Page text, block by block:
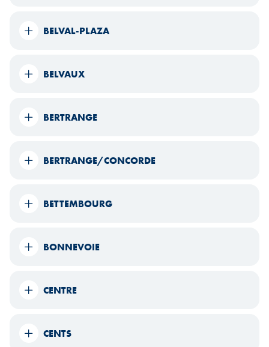
BELVAL-PLAZA
BELVAUX
BERTRANGE
BERTRANGE/CONCORDE
BETTEMBOURG
BONNEVOIE
CENTRE
CENTS